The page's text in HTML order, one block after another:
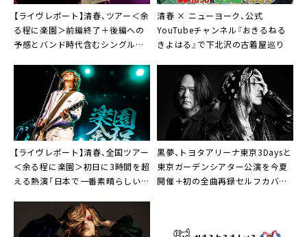
【ライヴレポート】清春、ツアー＜余
る程に楽園＞前編終了＋後編への
予感とバンド時代含むシングルラ
清春 × ニューヨーク、公式
YouTubeチャンネル『おきるねる
きよはる』で下北沢の古着屋巡り
【ライヴレポート】清春、全国ツアー
＜余る程に楽園＞初日に3時間を超
える熱演「日本で一番素晴らしいツ
黒夢、トヨタアリーナ東京3Daysと
東京ガーデンシアター公演を今夏
開催＋初の全曲再録セルフカバー